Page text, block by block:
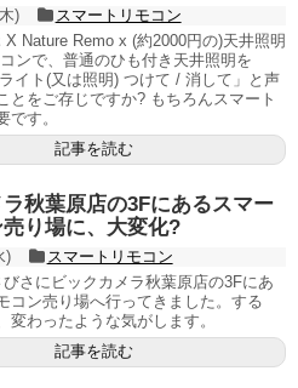
)
スマートリモコン
X Nature Remo x (約2000円の)天井照明
ンで、普通のひも付き天井照明を
ライト(又は照明) つけて / 消して」と声
とをご存じですか? もちろんスマート
です。
記事を読む
ラ秋葉原店の3Fにあるスマー
売り場に、大変化?
)
スマートリモコン
さにビックカメラ秋葉原店の3Fにあ
コン売り場へ行ってきました。する
変わったような気がします。
記事を読む